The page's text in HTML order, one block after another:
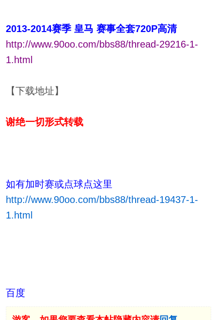
2013-2014赛季 皇马 赛事全套720P高清
http://www.90oo.com/bbs88/thread-29216-1-
1.html
【下载地址】
谢绝一切形式转载
如有加时赛或点球点这里
http://www.90oo.com/bbs88/thread-19437-1-
1.html
百度